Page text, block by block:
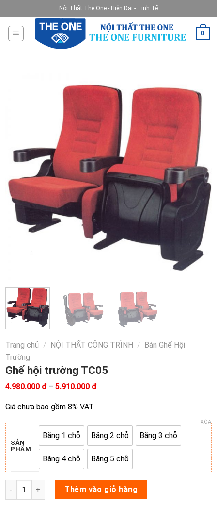
to
content
Nội Thất The One - Hiện Đại - Tinh Tế
0
Trang chủ / NỘI THẤT CÔNG TRÌNH / Bàn Ghế Hội
Trường
Ghế hội trường TC05
4.980.000 ₫ – 5.910.000 ₫Khoảng
5.910.000 ₫
Giá chưa bao gồm 8% VAT
SẢN
PHẨM
Băng 1 chỗBăng 1 chỗBăng 2 chỗ
Băng 2 chỗBăng 3 chỗ
Băng 3 chỗ
Băng 4 chỗ
Băng 4 chỗBăng 5 chỗ
Băng 5 chỗ
XÓA
Ghế hội trường TC05 số lượng
Thêm vào giỏ hàng